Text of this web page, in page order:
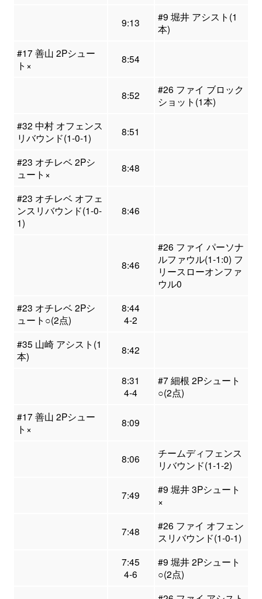
9:13
#9 堀井 アシスト(1
本)
#17 善山 2Pシュー
ト×
8:54
8:52
#26 ファイ ブロック
ショット(1本)
#32 中村 オフェンス
リバウンド(1-0-1)
8:51
#23 オチレベ 2Pシ
ュート×
8:48
#23 オチレベ オフェ
ンスリバウンド(1-0-
1)
8:46
8:46
#26 ファイ パーソナ
ルファウル(1-1:0) フ
リースローオンファ
ウル0
#23 オチレベ 2Pシ
ュート○(2点)
8:44
4-2
#35 山崎 アシスト(1
本)
8:42
8:31
4-4
#7 細根 2Pシュート
○(2点)
#17 善山 2Pシュー
ト×
8:09
8:06
チームディフェンス
リバウンド(1-1-2)
7:49
#9 堀井 3Pシュート
×
7:48
#26 ファイ オフェン
スリバウンド(1-0-1)
7:45
4-6
#9 堀井 2Pシュート
○(2点)